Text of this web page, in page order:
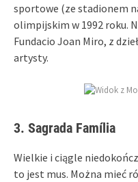
sportowe (ze stadionem
olimpijskim w 1992 roku.
Fundacio Joan Miro, z
artysty.
3. Sagrada Família
Wielkie i ciągle
to jest mus. Można mieć